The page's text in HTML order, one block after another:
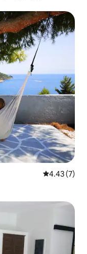
レビュー7
4.43 (7)